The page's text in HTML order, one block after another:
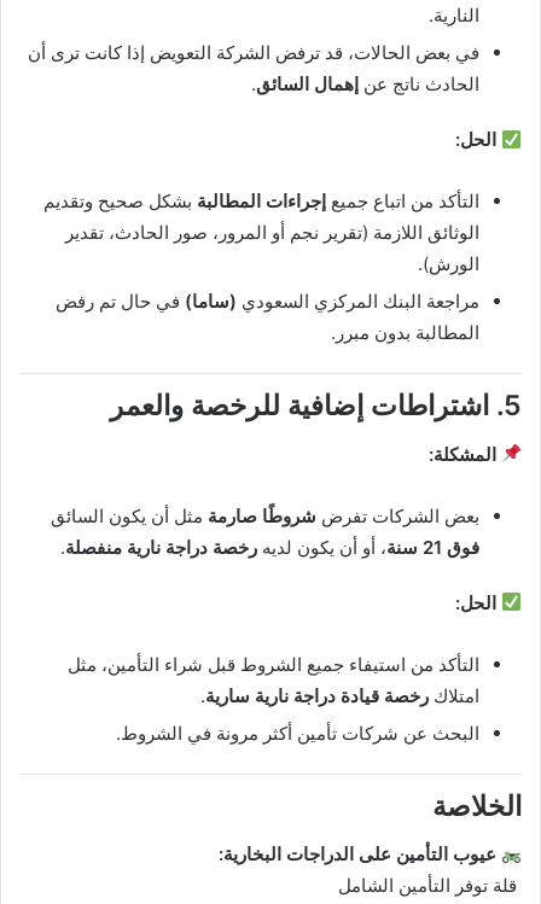
النارية.
في بعض الحالات، قد ترفض الشركة التعويض إذا كانت ترى أن
الحادث ناتج عن إهمال السائق.
الحل:
التأكد من اتباع جميع إجراءات المطالبة بشكل صحيح وتقديم
الوثائق اللازمة (تقرير نجم أو المرور، صور الحادث، تقدير
الورش).
مراجعة البنك المركزي السعودي (ساما) في حال تم رفض
المطالبة بدون مبرر.
5. اشتراطات إضافية للرخصة والعمر
المشكلة:
بعض الشركات تفرض شروطًا صارمة مثل أن يكون السائق
فوق 21 سنة
، أو أن يكون لديه رخصة دراجة نارية منفصلة.
الحل:
التأكد من استيفاء جميع الشروط قبل شراء التأمين، مثل
امتلاك رخصة قيادة دراجة نارية سارية.
البحث عن شركات تأمين أكثر مرونة في الشروط.
الخلاصة
عيوب التأمين على الدراجات البخارية:
قلة توفر التأمين الشامل